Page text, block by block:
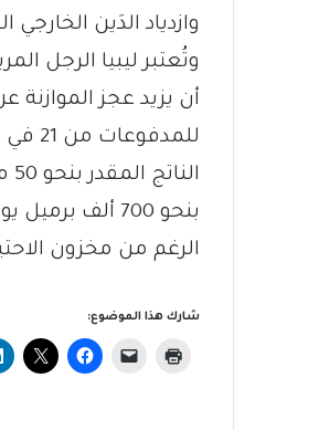
وازدياد الدَين الخارجي المقدّر بـ90 في
وتُعتبر ليبيا الرجل
بنحو 700 ألف
الرغم من مخزون الاحتياط
شارك هذا الموضوع: